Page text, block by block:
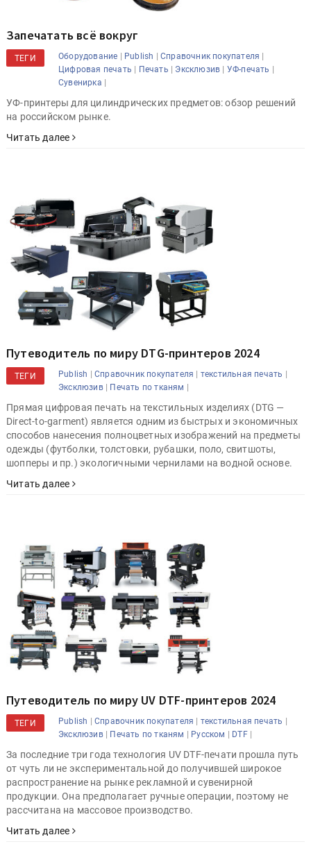
Запечатать всё вокруг
ТЕГИ Оборудование | Publish |Справочник покупателя |
Цифровая печать | Печать | Эксклюзив | УФ-печать |
Сувенирка |
УФ-принтеры для цилиндрических предметов: обзор решений
на российском рынке.
Читать далее
Путеводитель по миру DTG-принтеров 2024
ТЕГИ Publish |Справочник покупателя | текстильная печать |
Эксклюзив| Печать по тканям |
Прямая цифровая печать на текстильных изделиях (DTG —
Direct-to-garment) является одним из быстрых и экономичных
способов нанесения полноцветных изображений на предметы
одежды (футболки, толстовки, рубашки, поло, свитшоты,
шопперы и пр.) экологичными чернилами на водной основе.
Читать далее
Путеводитель по миру UV DTF-принтеров 2024
ТЕГИ Publish |Справочник покупателя | текстильная печать |
Эксклюзив| Печать по тканям | Русском | DTF|
За последние три года технология UV DTF-печати прошла путь
от чуть ли не экспериментальной до получившей широкое
распространение на рынке рекламной и сувенирной
продукции. Она предполагает ручные операции, поэтому не
рассчитана на массовое производство.
Читать далее